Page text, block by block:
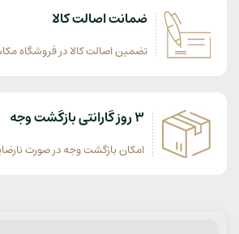
ضمانت اصالت کالا
تضمین اصالت کالا در فروشگاه
3 روز گارانتی بازگشت وجه
امکان بازگشت وجه در صورت